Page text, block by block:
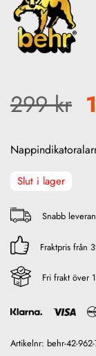
299kr
Slut i lager
Snabb
Fraktpris från
Fri frakt över
Artikelnr: behr-42-